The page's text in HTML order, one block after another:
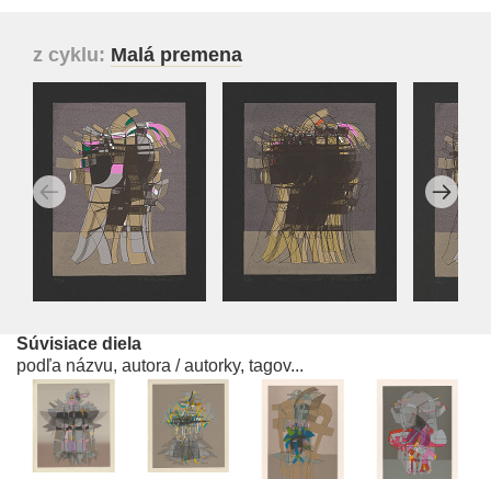
z cyklu: Malá premena
Súvisiace diela
podľa názvu, autora / autorky, tagov...